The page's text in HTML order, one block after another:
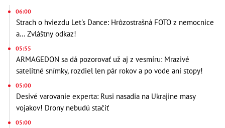
06:00
Strach o hviezdu Let's Dance: Hrôzostrašná FOTO z nemocnice
a... Zvláštny odkaz!
05:55
ARMAGEDON sa dá pozorovať už aj z vesmíru: Mrazivé
satelitné snímky, rozdiel len pár rokov a po vode ani stopy!
05:00
Desivé varovanie experta: Rusi nasadia na Ukrajine masy
vojakov! Drony nebudú stačiť
05:00